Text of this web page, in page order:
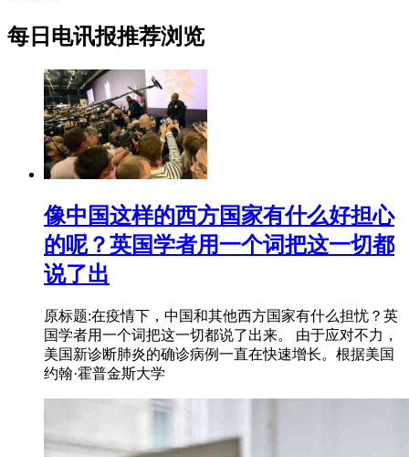
每日电讯报推荐浏览
像中国这样的西方国家有什么好担心
的呢？英国学者用一个词把这一切都
说了出
原标题:在疫情下，中国和其他西方国家有什么担忧？英
国学者用一个词把这一切都说了出来。 由于应对不力，
美国新诊断肺炎的确诊病例一直在快速增长。根据美国
约翰·霍普金斯大学